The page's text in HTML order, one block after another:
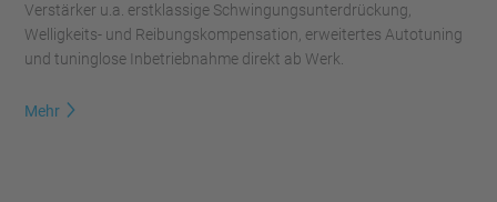
Verstärker u.a. erstklassige Schwingungsunterdrückung,
Welligkeits- und Reibungskompensation, erweitertes Autotuning
und tuninglose Inbetriebnahme direkt ab Werk.
Mehr